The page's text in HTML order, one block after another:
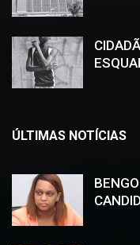
ÚLTIMAS NOTÍCIAS